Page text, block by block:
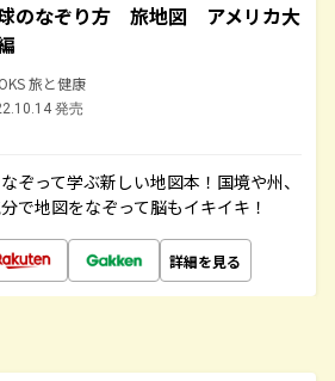
のなぞり方 旅地図 アメリカ大
旅と健康
発売
ぞって学ぶ新しい地図本！国境や州、
で地図をなぞって脳もイキイキ！
詳細を見る